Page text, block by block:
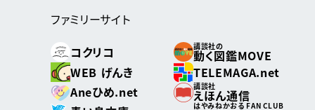
ファミリーサイト
コクリコ
講談社の
動く図鑑MOVE
WEB げんき
TELEMAGA.net
Aneひめ.net
講談社
えほん通信
はやみねかおる FAN CLUB